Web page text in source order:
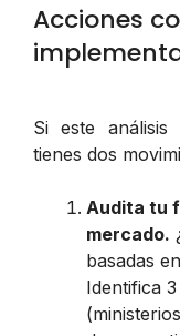
Acciones
Si este
tienes dos
Audita tu
mercado.
basadas
Identifica